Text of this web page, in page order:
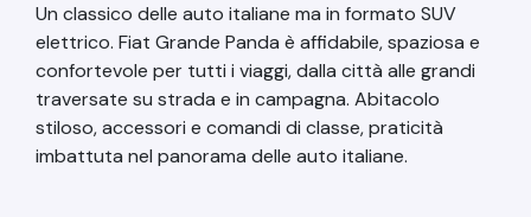
Un classico delle auto italiane ma in formato SUV
elettrico. Fiat Grande Panda è affidabile, spaziosa e
confortevole per tutti i viaggi, dalla città alle grandi
traversate su strada e in campagna. Abitacolo
stiloso, accessori e comandi di classe, praticità
imbattuta nel panorama delle auto italiane.